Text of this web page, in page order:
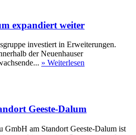
expandiert weiter
investiert in Erweiterungen.
der Neuenhauser
» Weiterlesen
Geeste-Dalum
GmbH am Standort Geeste-Dalum ist